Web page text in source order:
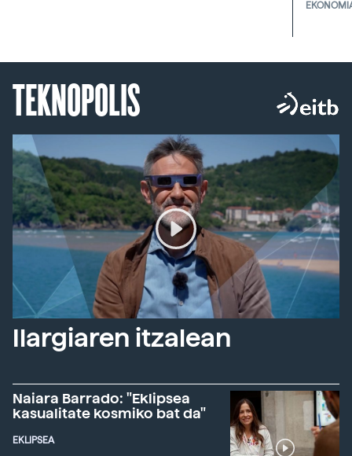
TEKNOPOLIS
Ilargiaren itzalean
Naiara Barrado: "Eklipsea
kasualitate kosmiko bat da"
EKLIPSEA